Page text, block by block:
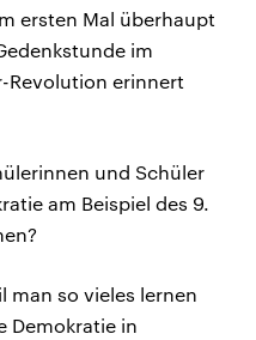
ersten Mal überhaupt
im
Revolution erinnert
und Schüler
am Beispiel des 9.
man so vieles lernen
Demokratie in